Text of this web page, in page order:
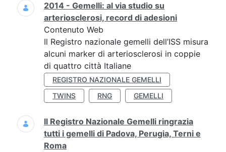
2014 - Gemelli: al via studio su
arteriosclerosi, record di adesioni
Contenuto Web
Il Registro nazionale gemelli dell’ISS misura
alcuni marker di arteriosclerosi in coppie
di quattro città Italiane
REGISTRO NAZIONALE GEMELLI
TWINS
RNG GEMELLI
Il Registro Nazionale Gemelli ringrazia
tutti i gemelli di Padova, Perugia, Terni e
Roma